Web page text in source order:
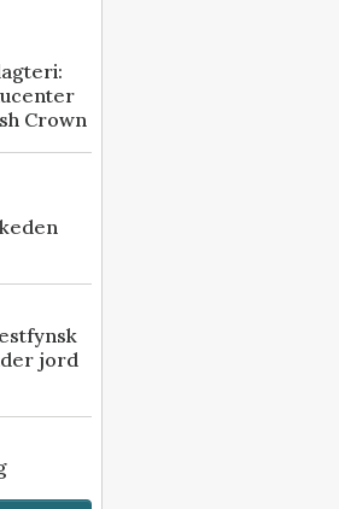
Crown
jord